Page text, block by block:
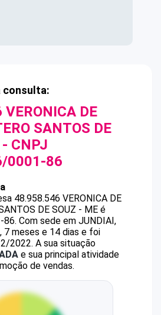
consulta:
DE
SANTOS DE
- CNPJ
0001-86
48.958.546 VERONICA DE
DE SOUZ - ME é
86. Com sede em JUNDIAI,
7 meses e 14 dias e foi
2022. A sua situação
e sua principal atividade
de vendas.